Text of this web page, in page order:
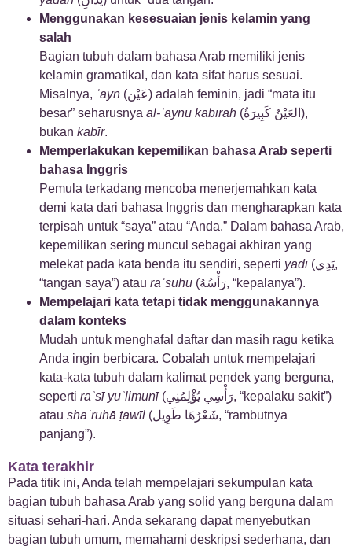
Menggunakan kesesuaian jenis kelamin yang
salah
Bagian tubuh dalam bahasa Arab memiliki jenis
kelamin gramatikal, dan kata sifat harus sesuai.
Misalnya, ʿayn (عَيْن) adalah feminin, jadi “mata itu
besar” seharusnya al-ʿaynu kabīrah (العَيْنُ كَبِيرَةٌ),
bukan kabīr.
Memperlakukan kepemilikan bahasa Arab seperti
bahasa Inggris
Pemula terkadang mencoba menerjemahkan kata
demi kata dari bahasa Inggris dan mengharapkan kata
terpisah untuk “saya” atau “Anda.” Dalam bahasa Arab,
kepemilikan sering muncul sebagai akhiran yang
melekat pada kata benda itu sendiri, seperti yadī(يَدِي,
“tangan saya”) atau raʾsuhu
(رَأْسُهُ, “kepalanya”).
Mempelajari kata tetapi tidak menggunakannya
dalam konteks
Mudah untuk menghafal daftar dan masih ragu ketika
Anda ingin berbicara. Cobalah untuk mempelajari
kata-kata tubuh dalam kalimat pendek yang berguna,
seperti raʾsī yuʾlimunī(رَأْسِي يُؤْلِمُنِي, “kepalaku sakit”)
atau shaʿruhā ṭawīl (شَعْرُهَا طَوِيل, “rambutnya
panjang”).
Kata terakhir
Pada titik ini, Anda telah mempelajari sekumpulan kata
bagian tubuh bahasa Arab yang solid yang berguna dalam
situasi sehari-hari. Anda sekarang dapat menyebutkan
bagian tubuh umum, memahami deskripsi sederhana, dan